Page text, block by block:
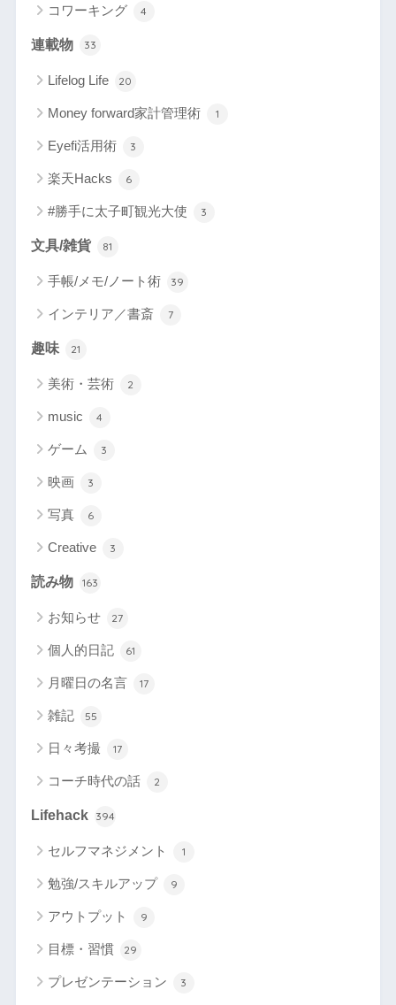
コワーキング 4
連載物 33
Lifelog Life 20
Money forward家計管理術 1
Eyefi活用術 3
楽天Hacks 6
#勝手に太子町観光大使 3
文具/雑貨 81
手帳/メモ/ノート術 39
インテリア／書斎 7
趣味 21
美術・芸術 2
music 4
ゲーム 3
映画 3
写真 6
Creative 3
読み物 163
お知らせ 27
個人的日記 61
月曜日の名言 17
雑記 55
日々考撮 17
コーチ時代の話 2
Lifehack 394
セルフマネジメント 1
勉強/スキルアップ 9
アウトプット 9
目標・習慣 29
プレゼンテーション 3